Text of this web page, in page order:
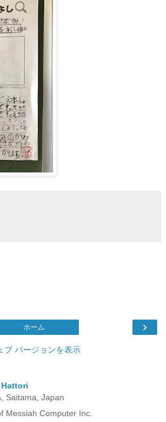
›
ホーム
ブ バージョンを表示
Saitama, Japan
Messiah Computer Inc.